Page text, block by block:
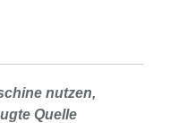
nutzen,
Quelle